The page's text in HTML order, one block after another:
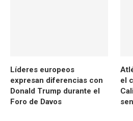
Líderes europeos
expresan diferencias con
Donald Trump durante el
Foro de Davos
el